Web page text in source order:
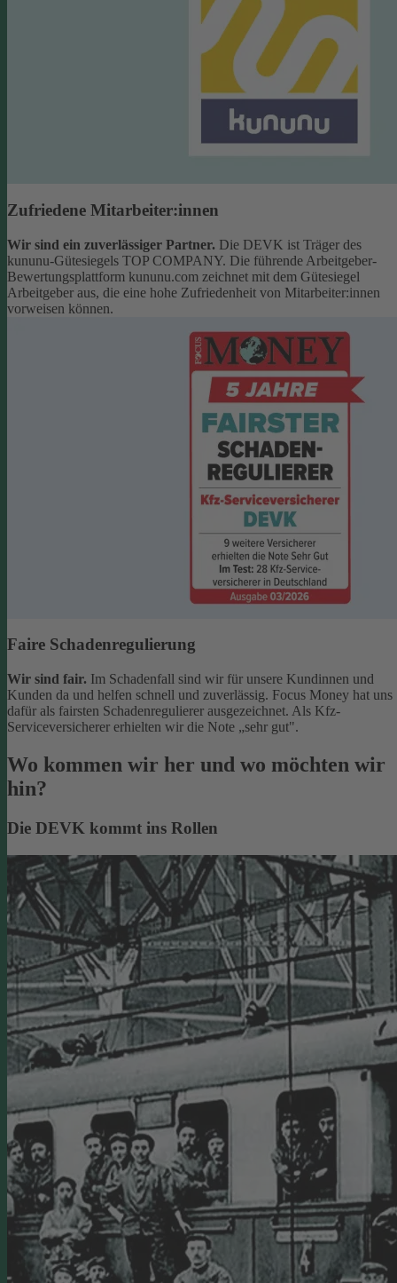
Zufriedene Mitarbeiter:innen
Wir sind ein zuverlässiger Partner. Die DEVK ist Träger des
kununu-Gütesiegels TOP COMPANY. Die führende Arbeitgeber-
Bewertungsplattform kununu.com zeichnet mit dem Gütesiegel
Arbeitgeber aus, die eine hohe Zufriedenheit von Mitarbeiter:innen
vorweisen können.
Faire Schadenregulierung
Wir sind fair. Im Schadenfall sind wir für unsere Kundinnen und
Kunden da und helfen schnell und zuverlässig. Focus Money hat uns
dafür als fairsten Schadenregulierer ausgezeichnet. Als Kfz-
Serviceversicherer erhielten wir die Note „sehr gut".
Wo kommen wir her und wo möchten wir
hin?
Die DEVK kommt ins Rollen